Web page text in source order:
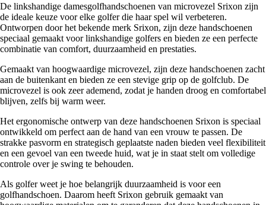
De linkshandige damesgolfhandschoenen van microvezel Srixon zijn
de ideale keuze voor elke golfer die haar spel wil verbeteren.
Ontworpen door het bekende merk Srixon, zijn deze handschoenen
speciaal gemaakt voor linkshandige golfers en bieden ze een perfecte
combinatie van comfort, duurzaamheid en prestaties.
Gemaakt van hoogwaardige microvezel, zijn deze handschoenen zacht
aan de buitenkant en bieden ze een stevige grip op de golfclub. De
microvezel is ook zeer ademend, zodat je handen droog en comfortabel
blijven, zelfs bij warm weer.
Het ergonomische ontwerp van deze handschoenen Srixon is speciaal
ontwikkeld om perfect aan de hand van een vrouw te passen. De
strakke pasvorm en strategisch geplaatste naden bieden veel flexibiliteit
en een gevoel van een tweede huid, wat je in staat stelt om volledige
controle over je swing te behouden.
Als golfer weet je hoe belangrijk duurzaamheid is voor een
golfhandschoen. Daarom heeft Srixon gebruik gemaakt van